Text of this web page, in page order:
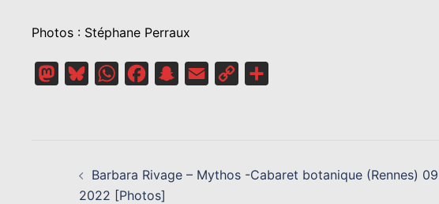
Photos : Stéphane Perraux
MastodonBlueskyWhatsAppFacebookSnapchat
Email
Copy
D’ARTICLE
Barbara Rivage – Mythos -Cabaret botanique (Rennes)
2022 [Photos]